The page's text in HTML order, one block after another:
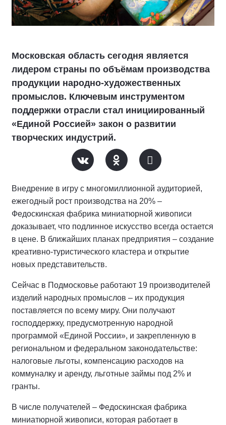
Московская область сегодня является
лидером страны по объёмам производства
продукции народно-художественных
промыслов. Ключевым инструментом
поддержки отрасли стал инициированный
«Единой Россией» закон о развитии
творческих индустрий.
Внедрение в игру с многомиллионной аудиторией,
ежегодный рост производства на 20% –
Федоскинская фабрика миниатюрной живописи
доказывает, что подлинное искусство всегда остается
в цене. В ближайших планах предприятия – создание
креативно-туристического кластера и открытие
новых представительств.
Сейчас в Подмосковье работают 19 производителей
изделий народных промыслов – их продукция
поставляется по всему миру. Они получают
господдержку, предусмотренную народной
программой «Единой России», и закрепленную в
региональном и федеральном законодательстве:
налоговые льготы, компенсацию расходов на
коммуналку и аренду, льготные займы под 2% и
гранты.
В числе получателей – Федоскинская фабрика
миниатюрной живописи, которая работает в